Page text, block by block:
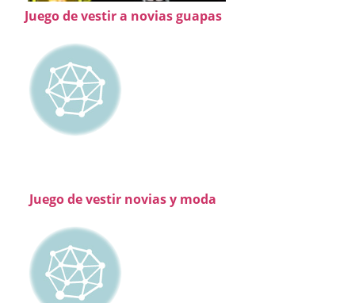
Juego de vestir a novias guapas
Juego de vestir novias y moda